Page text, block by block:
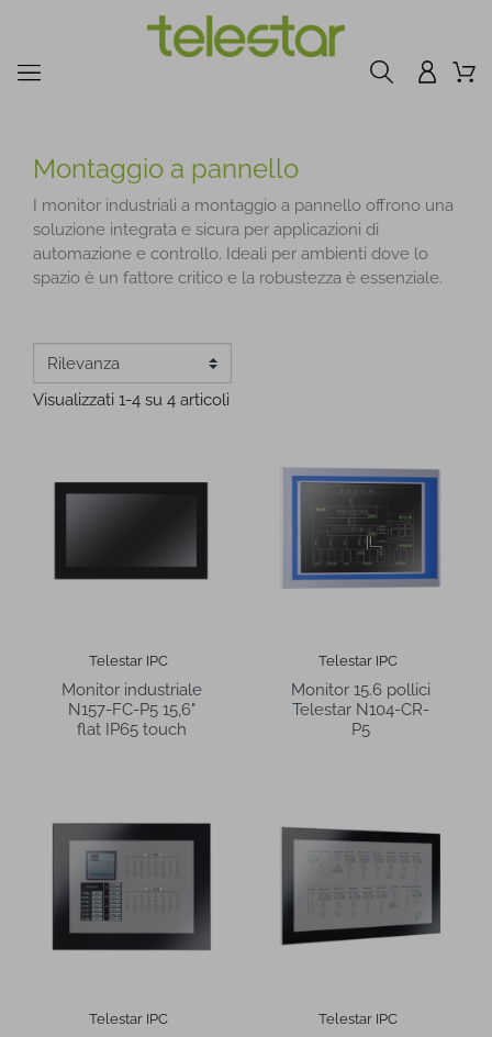
Montaggio a pannello
I monitor industriali a montaggio a pannello offrono una
soluzione integrata e sicura per applicazioni di
automazione e controllo. Ideali per ambienti dove lo
spazio è un fattore critico e la robustezza è essenziale.
Visualizzati 1-4 su 4 articoli
Telestar IPC
Monitor industriale
N157-FC-P5 15,6"
flat IP65 touch
Telestar IPC
Monitor 15.6 pollici
Telestar N104-CR-
P5
Telestar IPC Telestar IPC